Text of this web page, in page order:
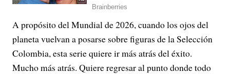
A propósito del Mundial de 2026, cuando los ojos del
planeta vuelvan a posarse sobre figuras de la Selección
Colombia, esta serie quiere ir más atrás del éxito.
Mucho más atrás. Quiere regresar al punto donde todo